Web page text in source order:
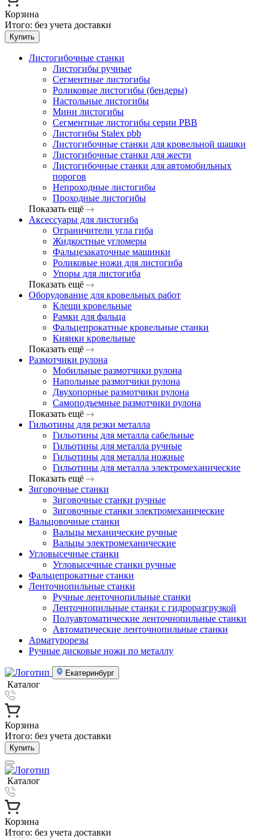
Корзина
Итого: без учета доставки
Купить
Листогибочные станки
Листогибы ручные
Сегментные листогибы
Роликовые листогибы (бендеры)
Настольные листогибы
Мини листогибы
Сегментные листогибы серии PBB
Листогибы Stalex pbb
Листогибочные станки для кровельной шашки
Листогибочные станки для жести
Листогибочные станки для автомобильных
порогов
Непроходные листогибы
Проходные листогибы
Показать ещё
Аксессуары для листогиба
Ограничители угла гиба
Жидкостные угломеры
Фальцезакаточные машинки
Роликовые ножи для листогиба
Упоры для листогиба
Показать ещё
Оборудование для кровельных работ
Клещи кровельные
Рамки для фальца
Фальцепрокатные кровельные станки
Киянки кровельные
Показать ещё
Размотчики рулона
Мобильные размотчики рулона
Напольные размотчики рулона
Двухопорные размотчики рулона
Самоподъемные размотчики рулона
Показать ещё
Гильотины для резки металла
Гильотины для металла сабельные
Гильотины для металла ручные
Гильотины для металла ножные
Гильотины для металла электромеханические
Показать ещё
Зиговочные станки
Зиговочные станки ручные
Зиговочные станки электромеханические
Вальцовочные станки
Вальцы механические ручные
Вальцы электромеханические
Угловысечные станки
Угловысечные станки ручные
Фальцепрокатные станки
Ленточнопильные станки
Ручные ленточнопильные станки
Ленточнопильные станки с гидроразгрузкой
Полуавтоматические ленточнопильные станки
Автоматические ленточнопильные станки
Арматурорезы
Ручные дисковые ножи по металлу
Екатеринбург
Каталог
Корзина
Итого: без учета доставки
Купить
Каталог
Корзина
Итого: без учета доставки